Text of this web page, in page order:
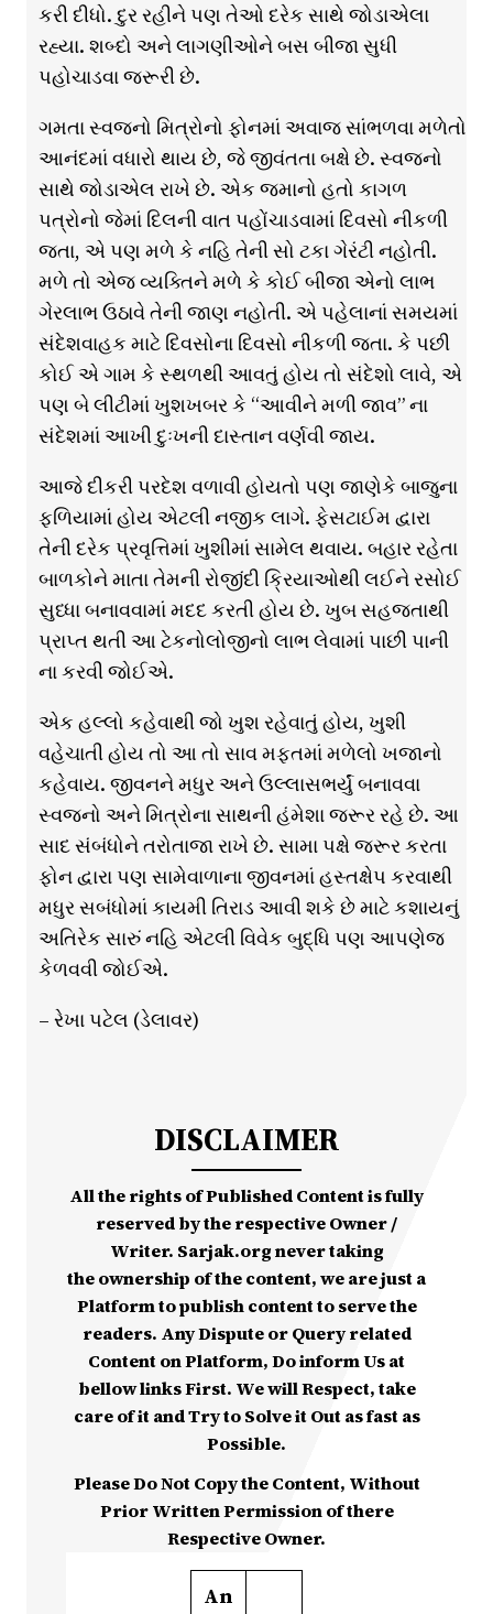
કરી દીધો. દુર રહીને પણ તેઓ દરેક સાથે જોડાએલા
રહ્યા. શબ્દો અને લાગણીઓને બસ બીજા સુધી
પહોચાડવા જરૂરી છે.
ગમતા સ્વજનો મિત્રોનો ફોનમાં અવાજ સાંભળવા મળેતો
આનંદમાં વધારો થાય છે, જે જીવંતતા બક્ષે છે. સ્વજનો
સાથે જોડાએલ રાખે છે. એક જમાનો હતો કાગળ
પત્રોનો જેમાં દિલની વાત પહોંચાડવામાં દિવસો નીકળી
જતા, એ પણ મળે કે નહિ તેની સો ટકા ગેરંટી નહોતી.
મળે તો એજ વ્યક્તિને મળે કે કોઈ બીજા એનો લાભ
ગેરલાભ ઉઠાવે તેની જાણ નહોતી. એ પહેલાનાં સમયમાં
સંદેશવાહક માટે દિવસોના દિવસો નીકળી જતા. કે પછી
કોઈ એ ગામ કે સ્થળથી આવતું હોય તો સંદેશો લાવે, એ
પણ બે લીટીમાં ખુશખબર કે “આવીને મળી જાવ” ના
સંદેશમાં આખી દુઃખની દાસ્તાન વર્ણવી જાય.
આજે દીકરી પરદેશ વળાવી હોયતો પણ જાણેકે બાજુના
ફળિયામાં હોય એટલી નજીક લાગે. ફેસટાઈમ દ્વારા
તેની દરેક પ્રવૃત્તિમાં ખુશીમાં સામેલ થવાય. બહાર રહેતા
બાળકોને માતા તેમની રોજીંદી ક્રિયાઓથી લઈને રસોઈ
સુધ્ધા બનાવવામાં મદદ કરતી હોય છે. ખુબ સહજતાથી
પ્રાપ્ત થતી આ ટેકનોલોજીનો લાભ લેવામાં પાછી પાની
ના કરવી જોઈએ.
એક હલ્લો કહેવાથી જો ખુશ રહેવાતું હોય, ખુશી
વહેચાતી હોય તો આ તો સાવ મફતમાં મળેલો ખજાનો
કહેવાય. જીવનને મધુર અને ઉલ્લાસભર્યું બનાવવા
સ્વજનો અને મિત્રોના સાથની હંમેશા જરૂર રહે છે. આ
સાદ સંબંધોને તરોતાજા રાખે છે. સામા પક્ષે જરૂર કરતા
ફોન દ્વારા પણ સામેવાળાના જીવનમાં હસ્તક્ષેપ કરવાથી
મધુર સબંધોમાં કાયમી તિરાડ આવી શકે છે માટે કશાયનું
અતિરેક સારું નહિ એટલી વિવેક બુદ્ધિ પણ આપણેજ
કેળવવી જોઈએ.
– રેખા પટેલ (ડેલાવર)
DISCLAIMER
All the rights of Published Content is fully
reserved by the respective Owner /
Writer. Sarjak.org never taking
the ownership of the content, we are just a
Platform to publish content to serve the
readers. Any Dispute or Query related
Content on Platform, Do inform Us at
bellow links First. We will Respect, take
care of it and Try to Solve it Out as fast as
Possible.
Please Do Not Copy the Content, Without
Prior Written Permission of there
Respective Owner.
An